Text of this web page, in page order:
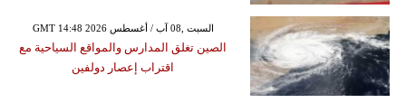
GMT 14:48 2026 السبت ,08 آب / أغسطس
الصين تغلق المدارس والمواقع السياحية مع
اقتراب إعصار دولفين